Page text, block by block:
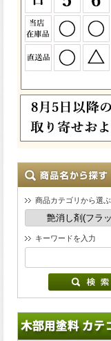
商品カテゴリから選ぶ
キーワードを入力